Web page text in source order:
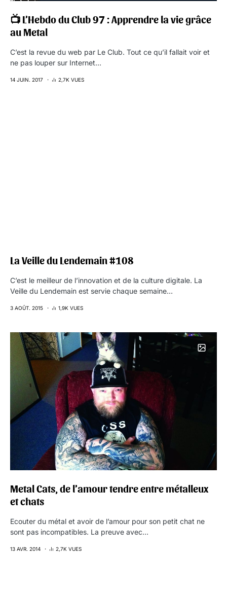
📺 L’Hebdo du Club 97 : Apprendre la vie grâce
au Metal
C’est la revue du web par Le Club. Tout ce qu’il fallait voir et
ne pas louper sur Internet…
14 JUIN. 2017 2,7K VUES
La Veille du Lendemain #108
C’est le meilleur de l’innovation et de la culture digitale. La
Veille du Lendemain est servie chaque semaine…
3 AOÛT. 2015 1,9K VUES
Metal Cats, de l’amour tendre entre métalleux
et chats
Ecouter du métal et avoir de l’amour pour son petit chat ne
sont pas incompatibles. La preuve avec…
13 AVR. 2014 2,7K VUES